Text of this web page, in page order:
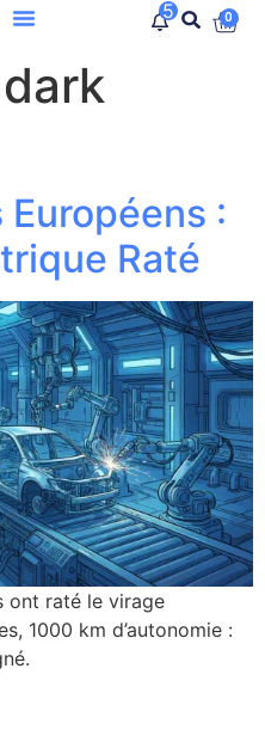
5 0
dark
:
Raté
ont raté le virage
1000 km d’autonomie :